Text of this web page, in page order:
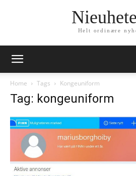
Helt ordinære
Home Tags Kongeuniform
Tag: kongeuniform